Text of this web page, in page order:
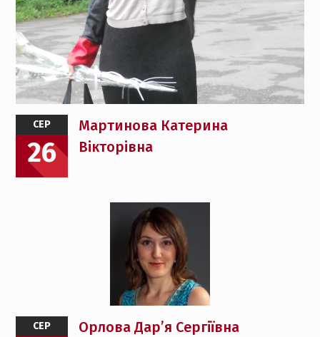
СЕР
26
Мартинова Катерина
Вікторівна
СЕР Орлова Дар’я Сергіївна